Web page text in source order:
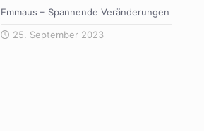
Emmaus – Spannende Veränderungen
25. September 2023